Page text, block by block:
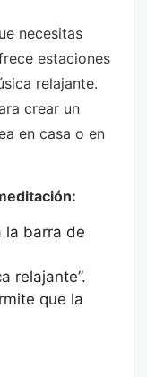
necesitas
estaciones
relajante.
crear un
en casa o en
la barra de
relajante”.
que la